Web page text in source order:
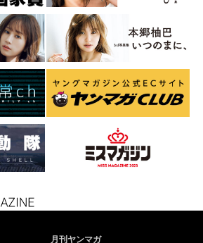
月刊ヤンマガ